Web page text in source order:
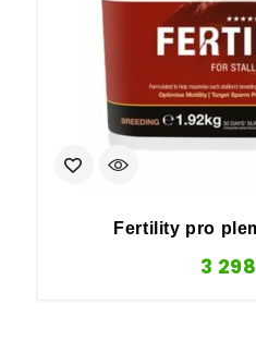
Fertility pro
3 298